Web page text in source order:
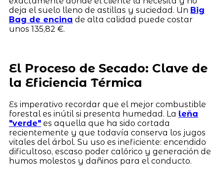
deja el suelo lleno de astillas y suciedad. Un Big
Bag de encina de alta calidad puede costar
unos 135,82 €.
El Proceso de Secado: Clave de
la Eficiencia Térmica
Es imperativo recordar que el mejor combustible
forestal es inútil si presenta humedad. La leña
"verde"es aquella que ha sido cortada
recientemente y que todavía conserva los jugos
vitales del árbol. Su uso es ineficiente: encendido
dificultoso, escaso poder calórico y generación de
humos molestos y dañinos para el conducto.